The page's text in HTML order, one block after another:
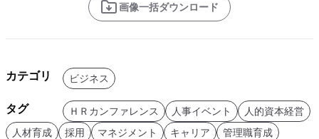
画像一括ダウンロード
カテゴリ ビジネス
タグ ＨＲカンファレンス 人事イベント
人的資本経営
人材育成
採用 マネジメント キャリア
管理職育成